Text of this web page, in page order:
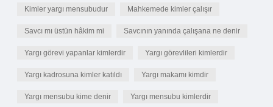
Kimler yargı mensubudur Mahkemede kimler çalışır
Savcı mı üstün hâkim mi Savcının yanında çalışana ne denir
Yargı görevi yapanlar kimlerdir Yargı görevlileri kimlerdir
Yargı kadrosuna kimler katıldı Yargı makamı kimdir
Yargı mensubu kime denir Yargı mensubu kimlerdir